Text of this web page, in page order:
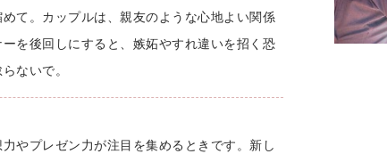
て。カップルは、親友のような心地よい関係
を後回しにすると、嫉妬やすれ違いを招く恐
ないで。
やプレゼン力が注目を集めるときです。新し